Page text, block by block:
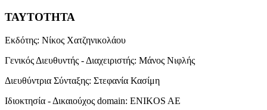
ΤΑΥΤΟΤΗΤΑ
Εκδότης: Νίκος Χατζηνικολάου
Γενικός Διευθυντής - Διαχειριστής: Μάνος Νιφλής
Διευθύντρια Σύνταξης: Στεφανία Κασίμη
Ιδιοκτησία - Δικαιούχος domain: ENIKOS AE